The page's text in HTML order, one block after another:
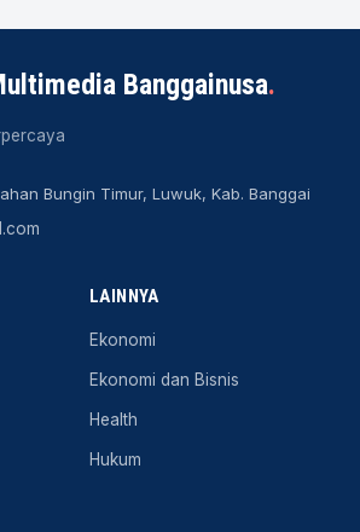
Banggainusa.
Bungin Timur, Luwuk, Kab. Banggai
LAINNYA
Ekonomi
Ekonomi dan Bisnis
Health
Hukum